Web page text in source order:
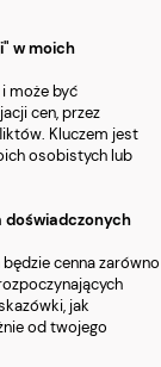
w moich
może być
cen, przez
Kluczem jest
osobistych lub
doświadczonych
cenna zarówno
jak
od twojego